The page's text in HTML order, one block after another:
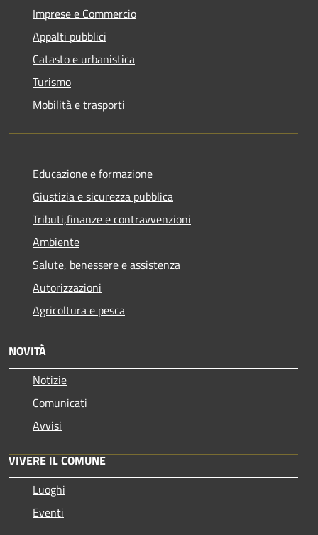
Imprese e Commercio
Appalti pubblici
Catasto e urbanistica
Turismo
Mobilità e trasporti
Educazione e formazione
Giustizia e sicurezza pubblica
Tributi,finanze e contravvenzioni
Ambiente
Salute, benessere e assistenza
Autorizzazioni
Agricoltura e pesca
NOVITÀ
Notizie
Comunicati
Avvisi
VIVERE IL COMUNE
Luoghi
Eventi